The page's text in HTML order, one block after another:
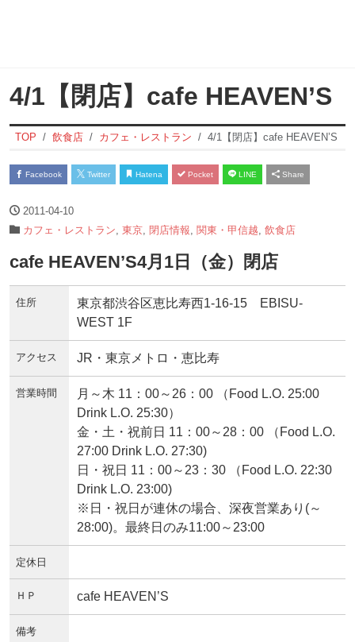
4/1【閉店】cafe HEAVEN’S
TOP 飲食店 カフェ・レストラン 4/1【閉店】cafe HEAVEN’S
Facebook Twitter Hatena Pocket LINE Share
2011-04-10
カフェ・レストラン 東京 閉店情報 関東・甲信越 飲食店
cafe HEAVEN’S4月1日（金）閉店
住所
東京都渋谷区恵比寿西1-16-15 EBISU-
WEST 1F
アクセス JR・東京メトロ・恵比寿
営業時間
月～木 11：00～26：00 （Food L.O. 25:00
Drink L.O. 25:30）
金・土・祝前日 11：00～28：00 （Food L.O.
27:00 Drink L.O. 27:30)
日・祝日 11：00～23：30 （Food L.O. 22:30
Drink L.O. 23:00)
※日・祝日が連休の場合、深夜営業あり(～
28:00)。最終日のみ11:00～23:00
定休日
ＨＰ cafe HEAVEN’S
備考